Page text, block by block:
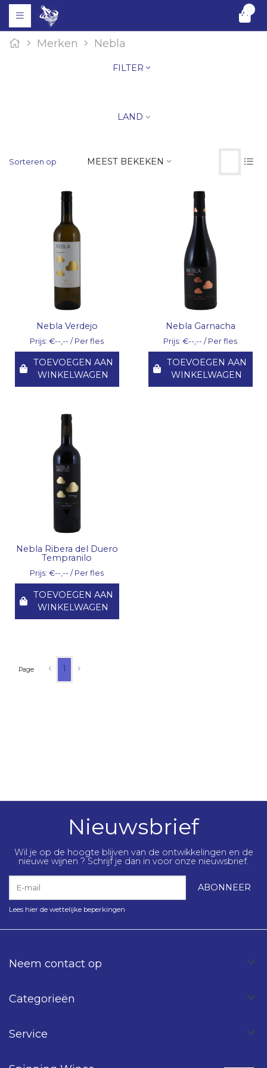
0
Merken Nebla
FILTER
LAND
Sorteren op MEEST BEKEKEN
Nebla Verdejo
Prijs: €--,-- / Per fles
TOEVOEGEN AAN
WINKELWAGEN
Nebla Garnacha
Prijs: €--,-- / Per fles
TOEVOEGEN AAN
WINKELWAGEN
Nebla Ribera del Duero
Tempranilo
Prijs: €--,-- / Per fles
TOEVOEGEN AAN
WINKELWAGEN
Page 1
Nieuwsbrief
Wil je op de hoogte blijven van de ontwikkelingen en de
nieuwe wijnen ? Schrijf je dan in voor onze nieuwsbrief.
ABONNEER
Lees hier de wettelijke beperkingen
Neem contact op
Categorieën
Service